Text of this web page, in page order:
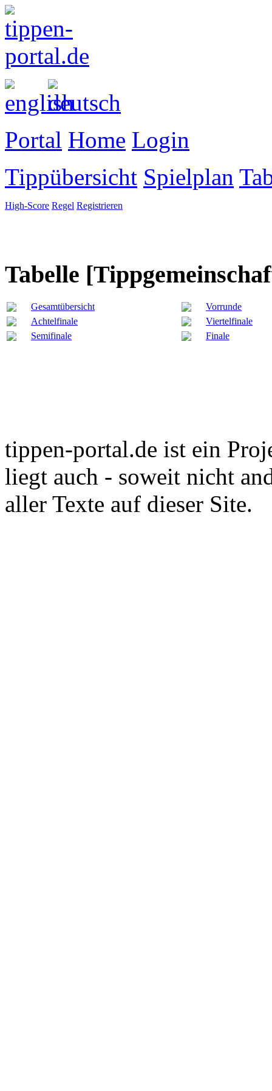
Portal Home Login
Tippübersicht Spielplan
High-Score Regel Registrieren
Tabelle
Gesamtübersicht
Vorrunde
Achtelfinale
Viertelfinale
Semifinale
Finale
tippen-portal.de ist ein
liegt auch - soweit nicht
aller Texte auf dieser Site.